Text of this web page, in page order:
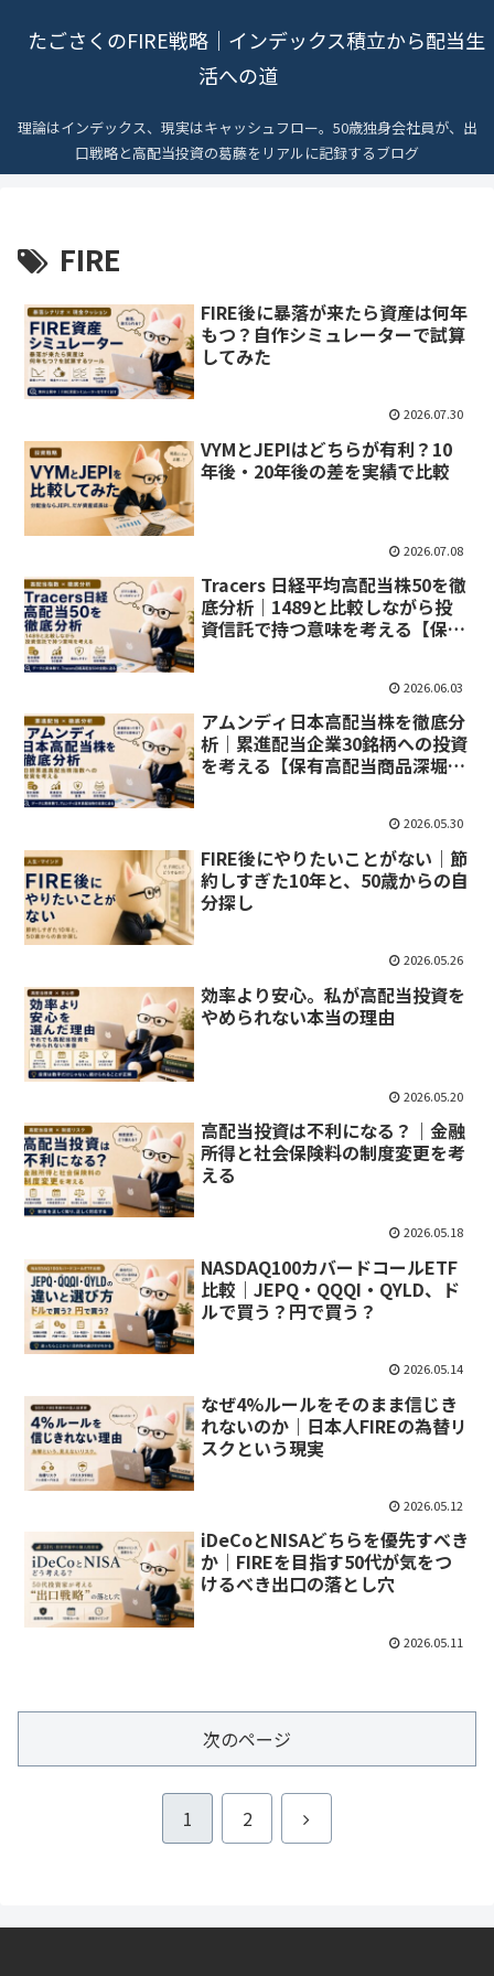
たごさくのFIRE戦略｜インデックス積立から配当生
活への道
理論はインデックス、現実はキャッシュフロー。50歳独身会社員が、出
口戦略と高配当投資の葛藤をリアルに記録するブログ
FIRE
FIRE後に暴落が来たら資産は何年
もつ？自作シミュレーターで試算
してみた
2026.07.30
VYMとJEPIはどちらが有利？10
年後・20年後の差を実績で比較
2026.07.08
Tracers 日経平均高配当株50を徹
底分析｜1489と比較しながら投
資信託で持つ意味を考える【保有
2026.06.03
アムンディ日本高配当株を徹底分
析｜累進配当企業30銘柄への投資
を考える【保有高配当商品深堀り
2026.05.30
FIRE後にやりたいことがない｜節
約しすぎた10年と、50歳からの自
分探し
2026.05.26
効率より安心。私が高配当投資を
やめられない本当の理由
2026.05.20
高配当投資は不利になる？｜金融
所得と社会保険料の制度変更を考
える
2026.05.18
NASDAQ100カバードコールETF
比較｜JEPQ・QQQI・QYLD、ド
ルで買う？円で買う？
2026.05.14
なぜ4%ルールをそのまま信じき
れないのか｜日本人FIREの為替リ
スクという現実
2026.05.12
iDeCoとNISAどちらを優先すべき
か｜FIREを目指す50代が気をつ
けるべき出口の落とし穴
2026.05.11
次のページ
1 2
次